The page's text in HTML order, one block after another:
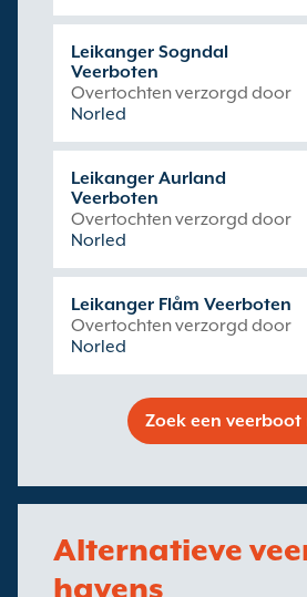
Leikanger Sogndal
Veerboten
Overtochten verzorgd door
Norled
Leikanger Aurland
Veerboten
Overtochten verzorgd door
Norled
Leikanger Flåm Veerboten
Overtochten verzorgd door
Norled
Zoek een veerboot
Alternatieve
havens